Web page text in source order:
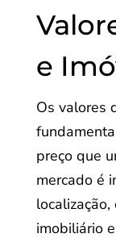
e
Os valores
preço que
mercado é
imobiliário